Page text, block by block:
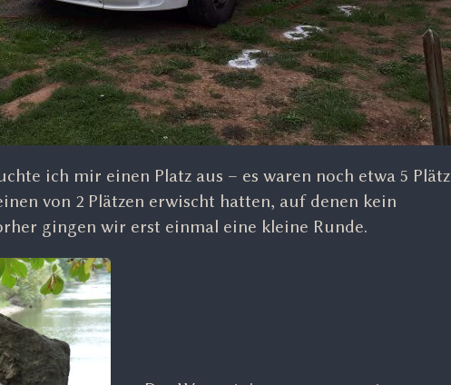
ich mir einen Platz aus – es waren noch etwa 5
von 2 Plätzen erwischt hatten, auf denen kein
gingen wir erst einmal eine kleine Runde.